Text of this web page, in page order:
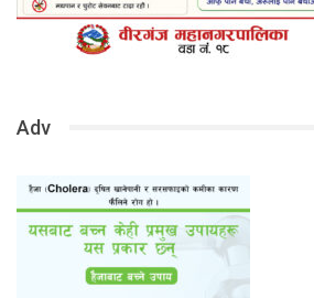
Adv